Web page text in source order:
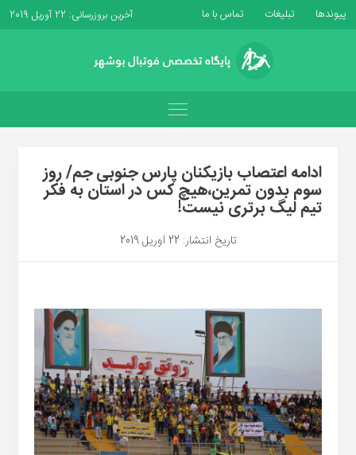
پیوندها تبلیغات تماس با ما آخرین بروزرسانی: 22 آوریل 2019
ادامه اعتصاب بازیکنان پارس جنوبی جم/ روز
سوم بدون تمرین،هیچ کس در استان به فکر
تیم لیگ برتری نیست!
تاریخ انتشار: 22 آوریل 2019